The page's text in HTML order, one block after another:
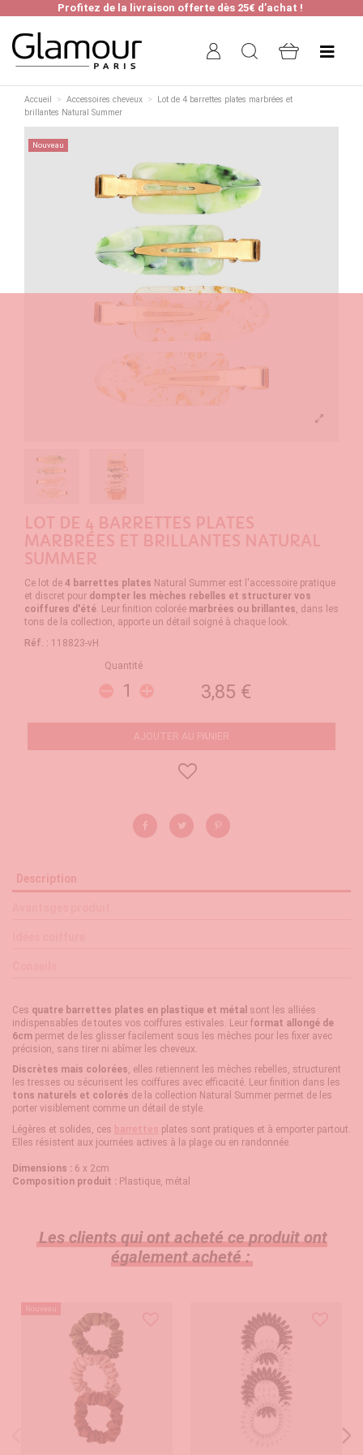
Profitez de la livraison offerte dès 25€ d’achat !
Accueil Accessoires cheveux
Lot de 4 barrettes plates marbrées et
brillantes Natural Summer
Nouveau
LOT DE 4 BARRETTES PLATES
MARBRÉES ET BRILLANTES NATURAL
SUMMER
Ce lot de 4 barrettes plates Natural Summer est l'accessoire pratique
et discret pour dompter les mèches rebelles et structurer vos
coiffures d'été. Leur finition colorée marbrées ou brillantes, dans les
tons de la collection, apporte un détail soigné à chaque look.
Réf. : 118823-vH
Quantité
3,85 €
AJOUTER AU PANIER
Description
Ces quatre barrettes plates en plastique et métal sont les alliées
indispensables de toutes vos coiffures estivales. Leur format allongé de
6cm permet de les glisser facilement sous les mèches pour les fixer avec
précision, sans tirer ni abîmer les cheveux.
Discrètes mais colorées, elles retiennent les mèches rebelles, structurent
les tresses ou sécurisent les coiffures avec efficacité. Leur finition dans les
tons naturels et colorés de la collection Natural Summer permet de les
porter visiblement comme un détail de style.
Légères et solides, ces barrettes plates sont pratiques et à emporter partout.
Elles résistent aux journées actives à la plage ou en randonnée.
Dimensions : 6 x 2cm
Composition produit : Plastique, métal
Les clients qui ont acheté ce produit ont
également acheté :
Nouveau